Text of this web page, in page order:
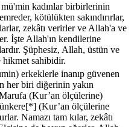
kadınlar birbirlerinin
kötülükten sakındırırlar,
zekâtı verirler ve Allah'a ve
İşte Allah'ın kendilerine
Şüphesiz, Allah, üstün ve
sahibidir.
erkeklerle inanıp güvenen
her biri diğerinin yakın
(Kur’an ölçülerine)
(Kur’an ölçülerine
Namazı tam kılar, zekâtı